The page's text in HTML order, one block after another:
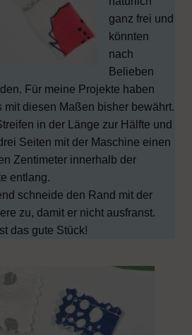
ganz frei und
könnten
nach
Belieben
Für meine Projekte haben
mit diesen Maßen bisher bewährt.
in der Länge zur Hälfte und
Seiten mit der Maschine einen
Zentimeter innerhalb der
entlang.
schneide den Rand mit der
zu, damit er nicht ausfranst.
das gute Stück!